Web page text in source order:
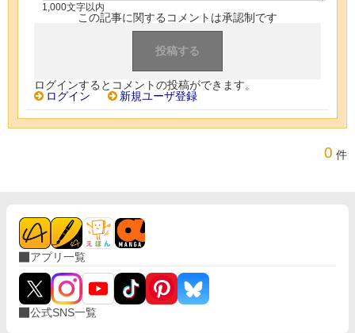
1,000文字以内
この記事に関するコメントは承認制です
ログインするとコメントの投稿ができます。
ログイン
新規ユーザ登録
0 件
アプリ一覧
公式SNS一覧